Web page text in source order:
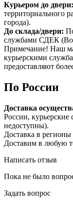
Курьером до двери:
территориального
города).
До склада/двери:
службами СДЕК
Примечание! Наш
курьерскими
предоставляют
По России
Доставка
России,
недоступны).
Доставка в регионы
Доставим в любую
Написать отзыв
Пока не было
Задать вопрос